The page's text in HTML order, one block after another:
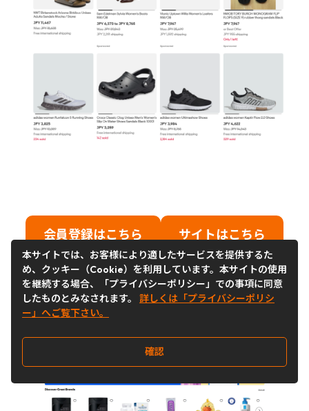
会員登録はこちら サイトはこちら
本サイトでは、お客様により適したサービスを提供するた
め、クッキー（Cookie）を利用しています。本サイトの使用
を継続する場合、「プライバシーポリシー」での事項に同意
したものとみなされます。 詳しくは「プライバシーポリシ
ー」へご覧下さい。
確認